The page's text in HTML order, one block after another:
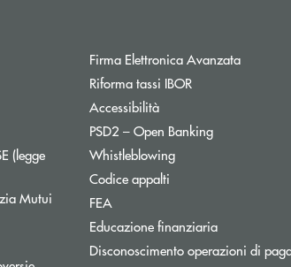
(legge
Mutui
finestra
una nuova finestra
Firma Elettronica AvanzataApre
Riforma tassi IBORApre una nuova
AccessibilitàApre una nuova finestra
PSD2 – Open BankingApre una
WhistleblowingApre una nuova
Codice appalti
FEA
Educazione finanziariaApre una
Disconoscimento operazioni di